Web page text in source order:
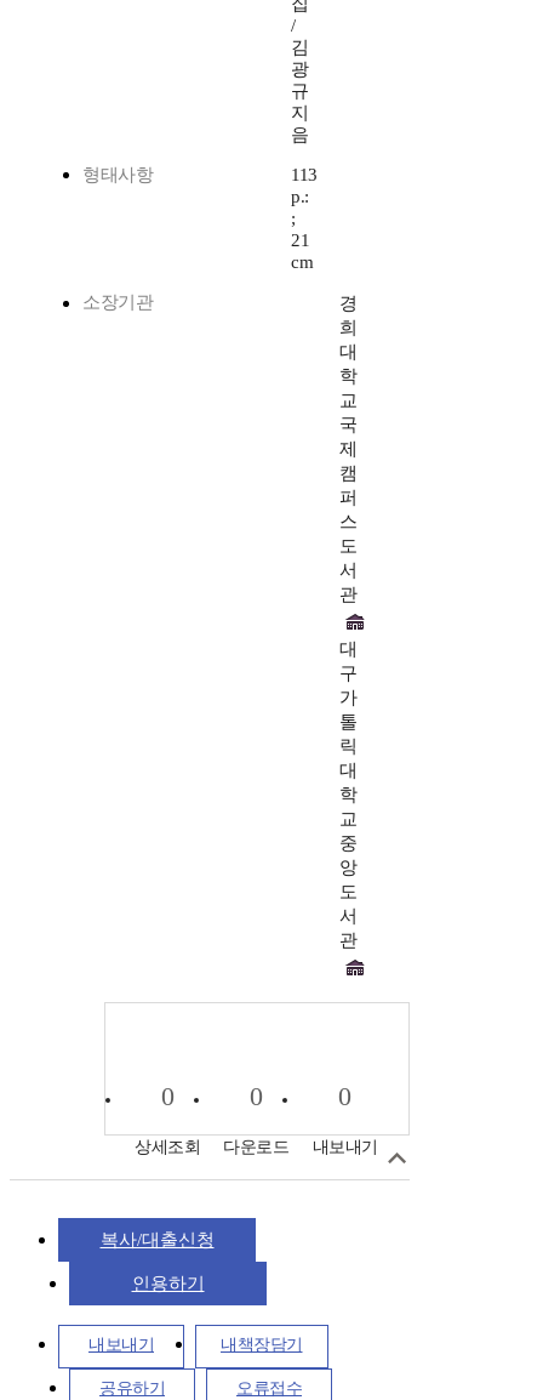
집
/
김
광
규
지
음
형태사항
113
p.:
;
21
cm
소장기관
경
희
대
학
교
국
제
캠
퍼
스
도
서
관
대
구
가
톨
릭
대
학
교
중
앙
도
서
관
0
상세조회
0
다운로드
0
내보내기
복사/대출신청
인용하기
내보내기 내책장담기
공유하기 오류접수